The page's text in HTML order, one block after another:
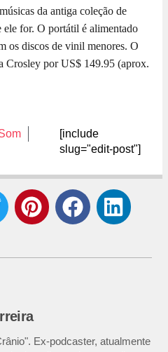
da antiga coleção de
ele for. O portátil é alimentado
os discos de vinil menores. O
Crosley por US$ 149.95 (aprox.
[include
slug="edit-post"]
Ex-podcaster, atualmente